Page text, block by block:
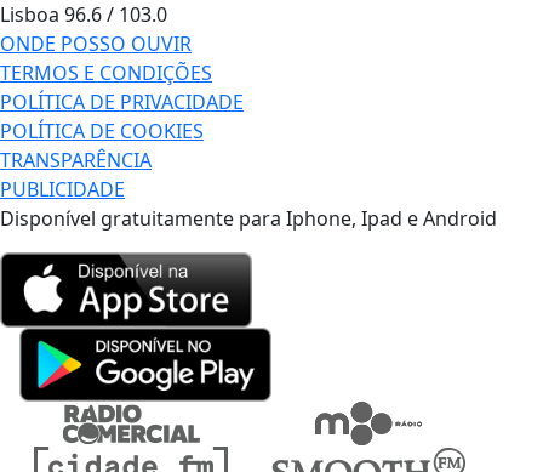
Lisboa 96.6 / 103.0
ONDE POSSO OUVIR
TERMOS E CONDIÇÕES
POLÍTICA DE PRIVACIDADE
POLÍTICA DE COOKIES
TRANSPARÊNCIA
PUBLICIDADE
Disponível gratuitamente para Iphone, Ipad e Android